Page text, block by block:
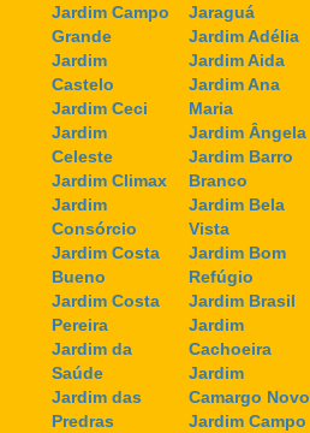
Jardim Campo
Grande
Jardim
Castelo
Jardim Ceci
Jardim
Celeste
Jardim Climax
Jardim
Consórcio
Jardim Costa
Bueno
Jardim Costa
Pereira
Jardim da
Saúde
Jardim das
Predras
Jaraguá
Jardim Adélia
Jardim Aida
Jardim Ana
Maria
Jardim Ângela
Jardim Barro
Branco
Jardim Bela
Vista
Jardim Bom
Refúgio
Jardim Brasil
Jardim
Cachoeira
Jardim
Camargo Novo
Jardim Campo